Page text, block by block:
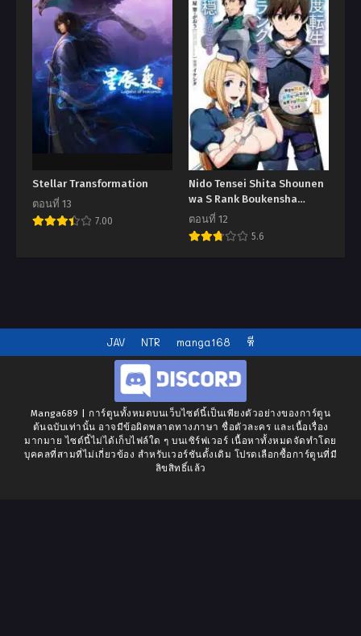
Stellar Transformation
ตอนที่ 13
7.00
Nido Tensei Shita Shounen
wa S Rank Boukensha
Toshite Heion ni Sugosu-
zense ga kenja de eiyuu
datta boku wa raisede wa
ตอนที่ 12
5.6
JAV NTR manga168 หี
Manga689 | การ์ตูนทั้งหมดบนเว็บไซต์นี้เป็นเพียงตัวอย่างของการ์ตูน
ต้นฉบับเท่านั้น อาจมีข้อผิดพลาดทางภาษา ชื่อตัวละคร และเนื้อเรื่อง
มากมาย ไซต์นี้ไม่ได้เก็บไฟล์ใด ๆ บนเซิร์ฟเวอร์ เนื้อหาทั้งหมดจัดทำโดย
บุคคลที่สามที่ไม่เกี่ยวข้อง สำหรับเวอร์ชันดั้งเดิม โปรดเลือกซื้อการ์ตูนที่มี
ลิขสิทธิ์แล้ว